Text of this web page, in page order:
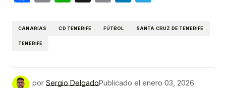
CANARIAS CD TENERIFE FÚTBOL SANTA CRUZ DE TENERIFE
TENERIFE
por Sergio DelgadoPublicado el enero 03, 2026